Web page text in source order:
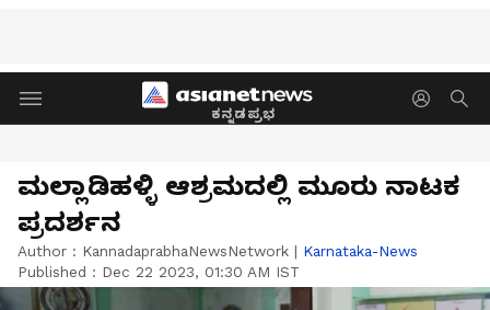
ಕನ್ನಡಪ್ರಭ
ಮಲ್ಲಾಡಿಹಳ್ಳಿ ಆಶ್ರಮದಲ್ಲಿ ಮೂರು ನಾಟಕ
ಪ್ರದರ್ಶನ
Author : KannadaprabhaNewsNetwork | Karnataka-News
Published : Dec 22 2023, 01:30 AM IST